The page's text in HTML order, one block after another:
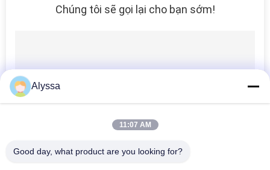
Bộ con dấu bơm
thủy lực
Chúng tôi sẽ gọi lại cho bạn sớm!
Alyssa
11:07 AM
Good day, what product are you looking for?